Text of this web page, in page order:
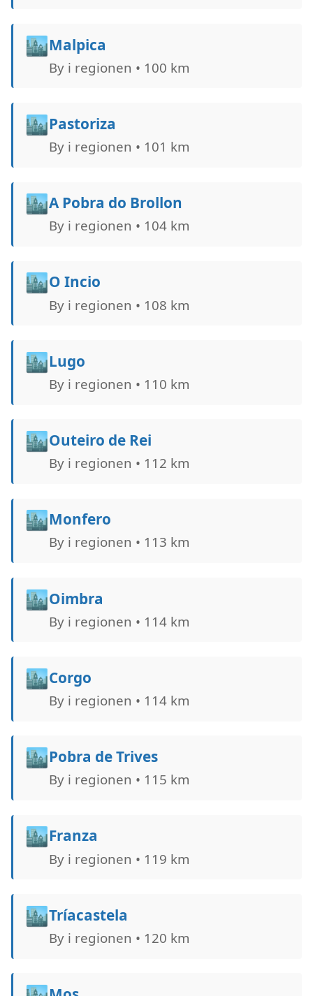
🏙️Malpica
By i regionen • 100 km
🏙️Pastoriza
By i regionen • 101 km
🏙️A Pobra do Brollon
By i regionen • 104 km
🏙️O Incio
By i regionen • 108 km
🏙️Lugo
By i regionen • 110 km
🏙️Outeiro de Rei
By i regionen • 112 km
🏙️Monfero
By i regionen • 113 km
🏙️Oimbra
By i regionen • 114 km
🏙️Corgo
By i regionen • 114 km
🏙️Pobra de Trives
By i regionen • 115 km
🏙️Franza
By i regionen • 119 km
🏙️Tríacastela
By i regionen • 120 km